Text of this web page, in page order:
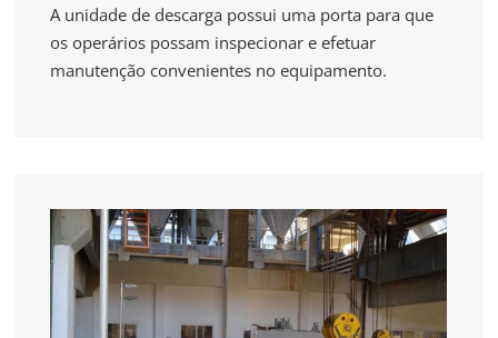
A unidade de descarga possui uma porta para que
os operários possam inspecionar e efetuar
manutenção convenientes no equipamento.